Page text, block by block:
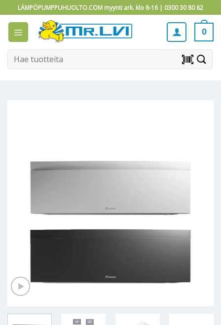
to
content
LÄMPÖPUMPPUHUOLTO.COM myynti ark. klo 8-16 | 0300 30 80 82
0
Etsi: barcode_scanner